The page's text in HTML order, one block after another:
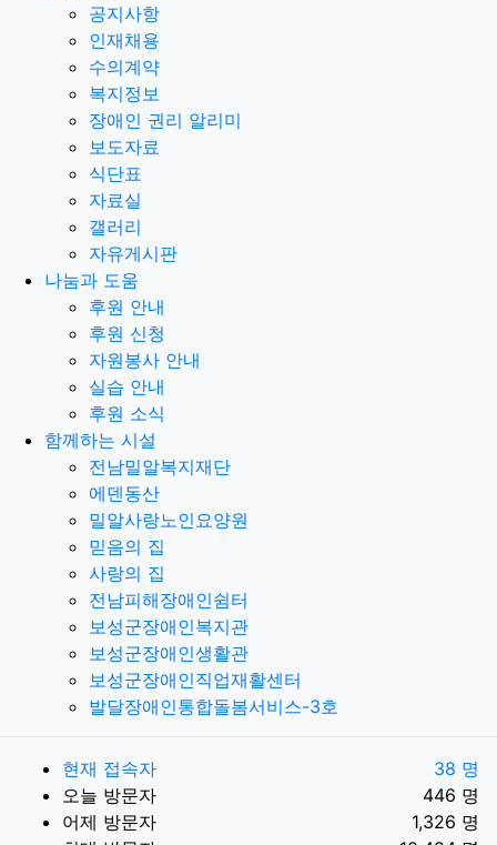
공지사항
인재채용
수의계약
복지정보
장애인 권리 알리미
보도자료
식단표
자료실
갤러리
자유게시판
나눔과 도움
후원 안내
후원 신청
자원봉사 안내
실습 안내
후원 소식
함께하는 시설
전남밀알복지재단
에덴동산
밀알사랑노인요양원
믿음의 집
사랑의 집
전남피해장애인쉼터
보성군장애인복지관
보성군장애인생활관
보성군장애인직업재활센터
발달장애인통합돌봄서비스-3호
현재 접속자
38 명
오늘 방문자
446 명
어제 방문자
1,326 명